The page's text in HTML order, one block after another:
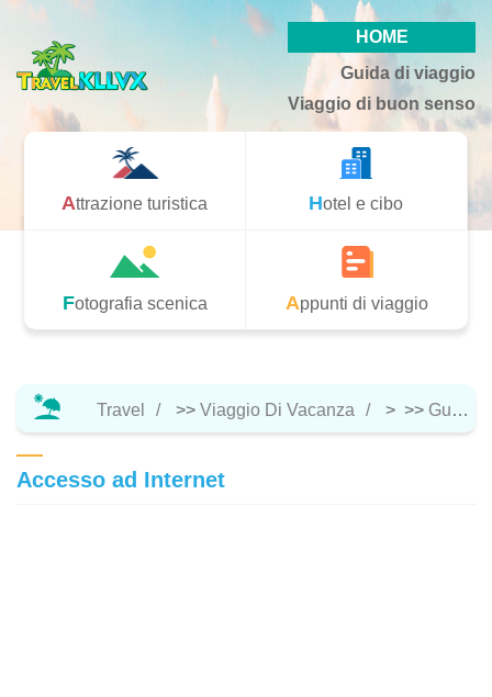
HOME
Guida di viaggio
Viaggio di buon senso
Attrazione turistica Hotel e cibo
Fotografia scenica Appunti di viaggio
Travel >> Viaggio Di Vacanza > >> Guida Di Viaggio
Accesso ad Internet